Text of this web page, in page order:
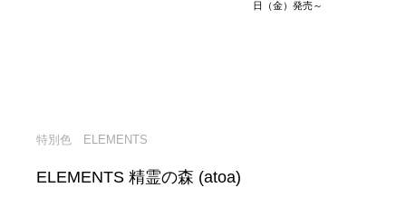
日（金）発売～
特別色 ELEMENTS
ELEMENTS 精霊の森 (atoa)